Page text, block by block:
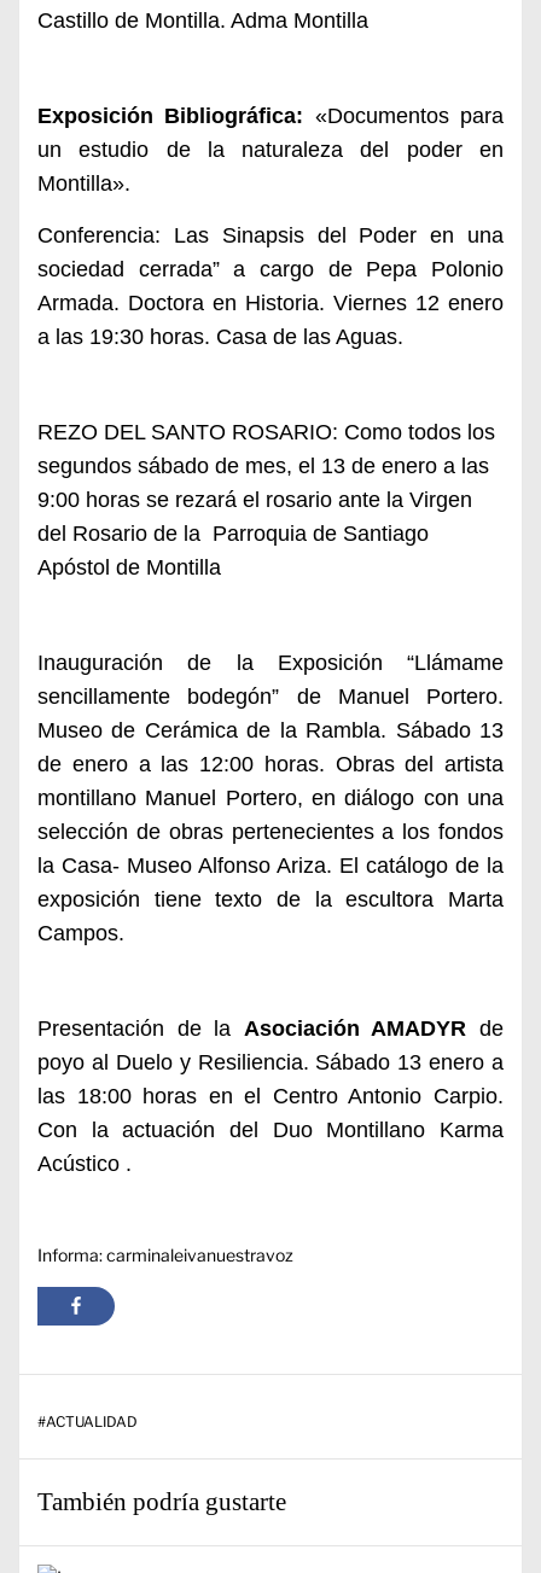
Castillo de Montilla. Adma Montilla
Exposición Bibliográfica: «Documentos para
un estudio de la naturaleza del poder en
Montilla».
Conferencia: Las Sinapsis del Poder en una
sociedad cerrada” a cargo de Pepa Polonio
Armada. Doctora en Historia. Viernes 12 enero
a las 19:30 horas. Casa de las Aguas.
REZO DEL SANTO ROSARIO: Como todos los
segundos sábado de mes, el 13 de enero a las
9:00 horas se rezará el rosario ante la Virgen
del Rosario de la Parroquia de Santiago
Apóstol de Montilla
Inauguración de la Exposición “Llámame
sencillamente bodegón” de Manuel Portero.
Museo de Cerámica de la Rambla. Sábado 13
de enero a las 12:00 horas. Obras del artista
montillano Manuel Portero, en diálogo con una
selección de obras pertenecientes a los fondos
la Casa- Museo Alfonso Ariza. El catálogo de la
exposición tiene texto de la escultora Marta
Campos.
Presentación de la Asociación AMADYR de
poyo al Duelo y Resiliencia. Sábado 13 enero a
las 18:00 horas en el Centro Antonio Carpio.
Con la actuación del Duo Montillano Karma
Acústico .
Informa: carminaleivanuestravoz
#ACTUALIDAD
También podría gustarte